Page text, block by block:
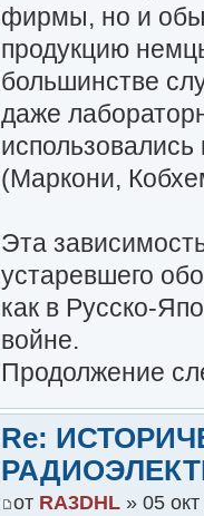
фирмы, но и
продукцию
большинстве
даже
(Маркони,
Эта
устаревшего
как в Русско-
войне.
Продолжение
Re:
от RA3DHL» 05 окт